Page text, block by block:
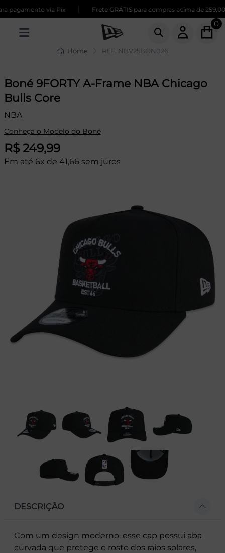
pagamento via Pix Frete GRÁTIS para compras acima de 259,00
0
Home REF: NBV25BON026
Boné 9FORTY A-Frame NBA Chicago
Bulls Core
NBA
Conheça o Modelo do Boné
R$ 249,99
Em até 6x de 41,66 sem juros
DESCRIÇÃO
Com um design moderno, esse cap possui aba
curvada que protege o rosto dos raios solares,